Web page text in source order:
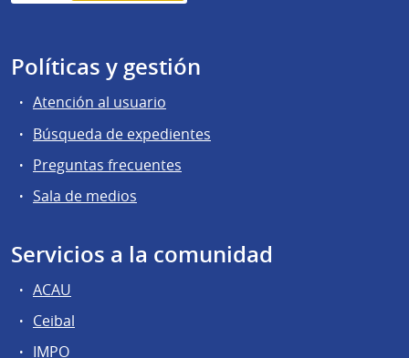
Políticas y gestión
Atención al usuario
Búsqueda de expedientes
Preguntas frecuentes
Sala de medios
Servicios a la comunidad
ACAU
Ceibal
IMPO